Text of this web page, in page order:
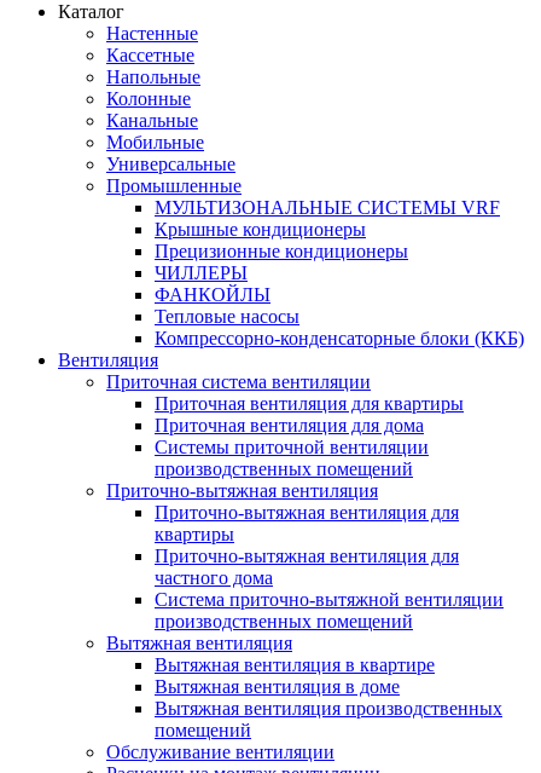
Каталог
Настенные
Кассетные
Напольные
Колонные
Канальные
Мобильные
Универсальные
Промышленные
МУЛЬТИЗОНАЛЬНЫЕ СИСТЕМЫ VRF
Крышные кондиционеры
Прецизионные кондиционеры
ЧИЛЛЕРЫ
ФАНКОЙЛЫ
Тепловые насосы
Компрессорно-конденсаторные блоки (ККБ)
Вентиляция
Приточная система вентиляции
Приточная вентиляция для квартиры
Приточная вентиляция для дома
Системы приточной вентиляции
производственных помещений
Приточно-вытяжная вентиляция
Приточно-вытяжная вентиляция для
квартиры
Приточно-вытяжная вентиляция для
частного дома
Система приточно-вытяжной вентиляции
производственных помещений
Вытяжная вентиляция
Вытяжная вентиляция в квартире
Вытяжная вентиляция в доме
Вытяжная вентиляция производственных
помещений
Обслуживание вентиляции